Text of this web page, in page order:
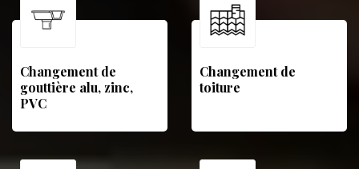
Changement de
gouttière alu, zinc,
PVC
Changement de
toiture